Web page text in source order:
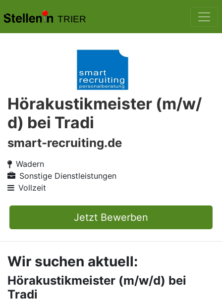
TRIER
Hörakustikmeister (m/w/
d) bei Tradi
smart-recruiting.de
Wadern
Sonstige Dienstleistungen
Vollzeit
Jetzt Bewerben
Wir suchen aktuell:
Hörakustikmeister (m/w/d) bei
Tradi